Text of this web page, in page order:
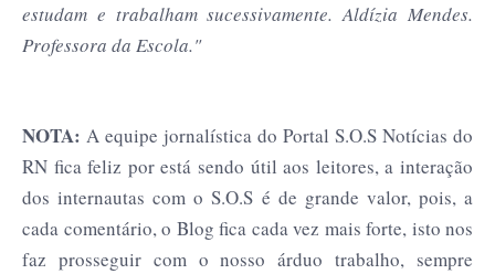
estudam e trabalham sucessivamente. Aldízia Mendes.
Professora da Escola."
NOTA: A equipe jornalística do Portal S.O.S Notícias do
RN fica feliz por está sendo útil aos leitores, a interação
dos internautas com o S.O.S é de grande valor, pois, a
cada comentário, o Blog fica cada vez mais forte, isto nos
faz prosseguir com o nosso árduo trabalho, sempre